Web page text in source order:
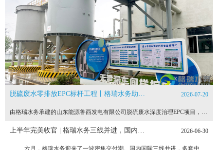
2026-07-20
2026-06-30